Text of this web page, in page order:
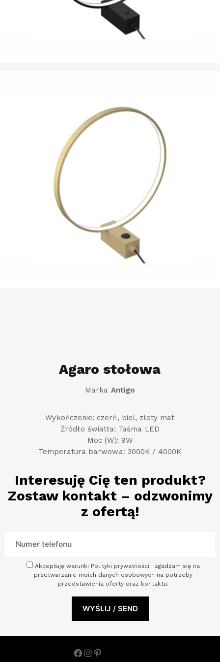
Agaro stołowa
Marka Antigo
Wykończenie: czerń, biel, złoty mat
Źródło światła: Taśma LED
Moc (W): 9W
Temperatura barwowa: 3000K / 4000K
Interesuję Cię ten produkt?
Zostaw kontakt – odzwonimy
z ofertą!
Akceptuję warunki Polityki prywatności i zgadzam się na
przetwarzanie moich danych osobowych na potrzeby
przedstawienia oferty oraz kontaktu.
Facebook Instagram Pinterest